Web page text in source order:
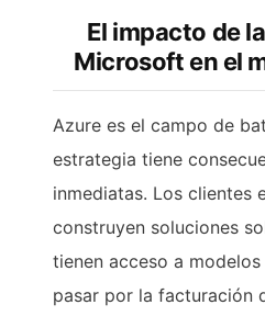
El impacto de
Microsoft en el
Azure es el campo de
estrategia tiene
inmediatas. Los clientes
construyen soluciones
tienen acceso a
pasar por la facturación